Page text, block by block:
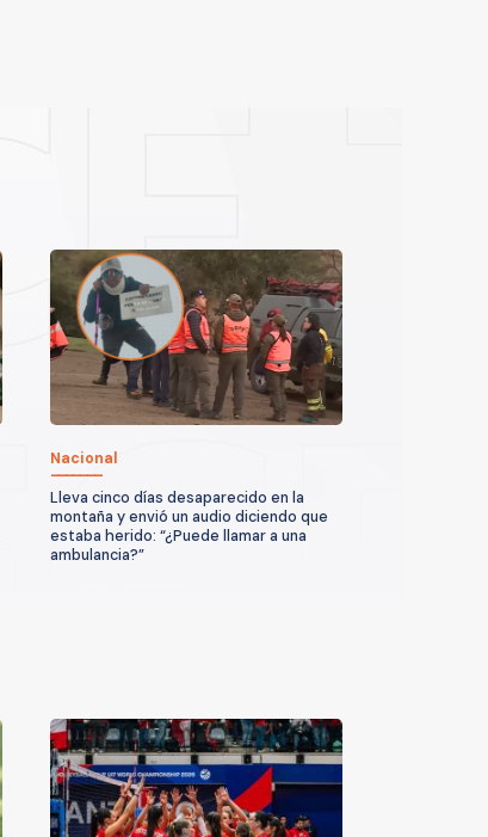
Nacional
Lleva cinco días desaparecido en la
montaña y envió un audio diciendo que
estaba herido: “¿Puede llamar a una
ambulancia?”